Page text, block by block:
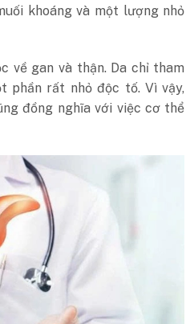
khoáng và một lượng nhỏ
về gan và thận. Da chỉ tham
phần rất nhỏ độc tố. Vì vậy,
đồng nghĩa với việc cơ thể